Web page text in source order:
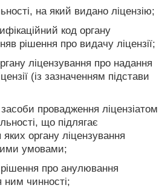
на який видано ліцензію;
код органу
рішення про видачу ліцензії;
ліцензування про надання
(із зазначенням підстави
провадження ліцензіатом
що підлягає
органу ліцензування
умовами;
про анулювання
ним чинності;